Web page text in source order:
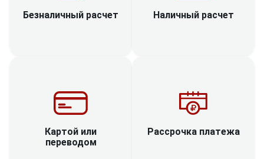
Безналичный расчет Наличный расчет
Картой или
переводом
Рассрочка платежа